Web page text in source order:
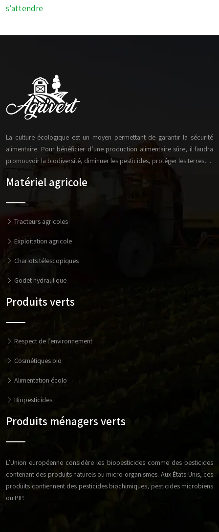
s’attendre
La culture écologique est un moyen permettant de garantir la sécurité
alimentaire. Pour bénéficier d’une production alimentaire sûre, il faudra
promouvoir la biodiversité, diminuer les pesticides, protéger les terres…
Matériel agricole
Tracteurs agricoles
Exploitation agricole
Chariots télescopiques
Godet hydraulique
Produits verts
Respect de l’environnement
Cosmétiques bio
Alimentation écolo
Biopesticides
Produits ménagers verts
L’Union européenne considère les biopesticides comme des pesticides
contenant des produits naturels ou micro-organismes. Aux États-Unis, ces
produits contiennent des pesticides biochimiques, pesticides microbiens
ou PIP.